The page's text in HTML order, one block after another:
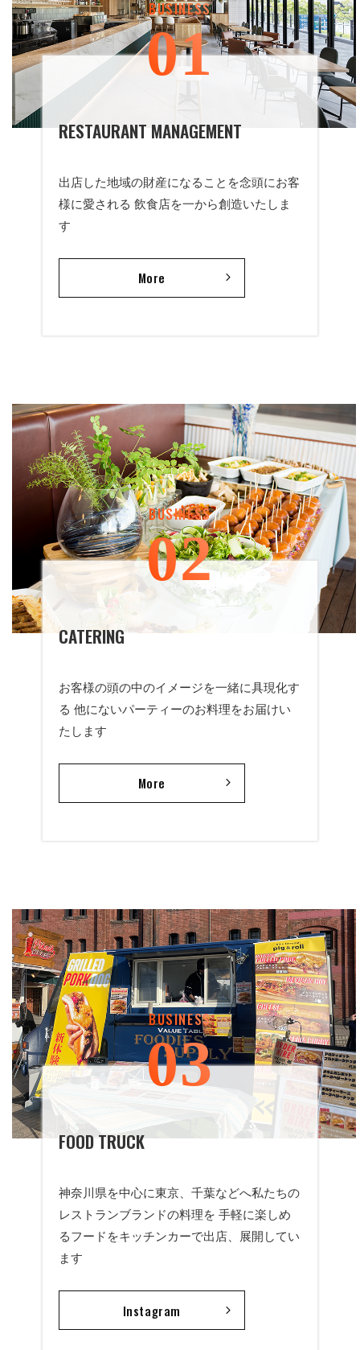
BUSINESS
01
RESTAURANT MANAGEMENT
出店した地域の財産になることを念頭にお客
様に愛される 飲食店を一から創造いたしま
す
T
A
R
A
N
A
M
More
BUSINESS
02
CATERING
お客様の頭の中のイメージを一緒に具現化す
る 他にないパーティーのお料理をお届けい
たします
E
R
I
N
More
BUSINESS
03
FOOD TRUCK
神奈川県を中心に東京、千葉などへ私たちの
レストランブランドの料理を 手軽に楽しめ
るフードをキッチンカーで出店、展開してい
ます
Instagram